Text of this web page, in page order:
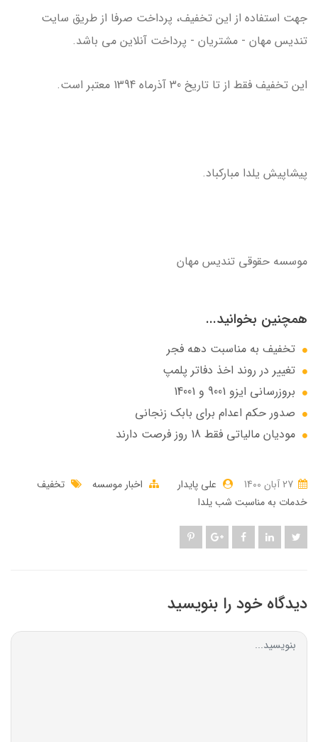
جهت استفاده از این تخفیف، پرداخت صرفا از طریق سایت
تندیس مهان - مشتریان - پرداخت آنلاین می باشد.
این تخفیف فقط از تا تاریخ 30 آذرماه 1394 معتبر است.
پیشاپیش یلدا مبارکباد.
موسسه حقوقی تندیس مهان
همچنین بخوانید...
تخفیف به مناسبت دهه فجر
تغییر در روند اخذ دفاتر پلمپ
بروزرسانی ایزو 9001 و 14001
صدور حکم اعدام برای بابک زنجانی
مودیان مالیاتی فقط 18 روز فرصت دارند
علی پایدار اخبار موسسه
تخفیف
خدمات به مناسبت شب یلدا
دیدگاه خود را بنویسید